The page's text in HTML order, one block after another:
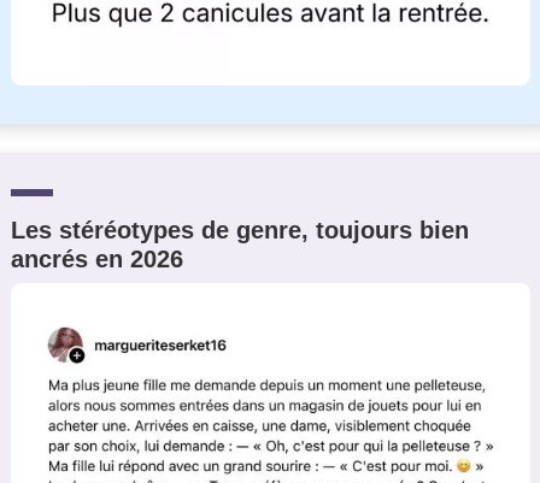
Les stéréotypes de genre, toujours bien
ancrés en 2026